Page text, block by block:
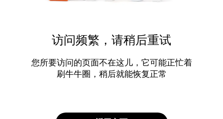
访问频繁，请稍后重试
您所要访问的页面不在这儿，它可能正忙着
刷牛牛圈，稍后就能恢复正常